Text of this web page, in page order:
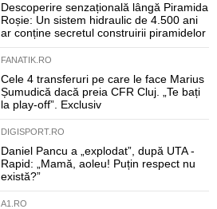
Descoperire senzațională lângă Piramida
Roșie: Un sistem hidraulic de 4.500 ani
ar conține secretul construirii piramidelor
FANATIK.RO
Cele 4 transferuri pe care le face Marius
Șumudică dacă preia CFR Cluj. „Te bați
la play-off”. Exclusiv
DIGISPORT.RO
Daniel Pancu a „explodat”, după UTA -
Rapid: „Mamă, aoleu! Puțin respect nu
există?”
A1.RO